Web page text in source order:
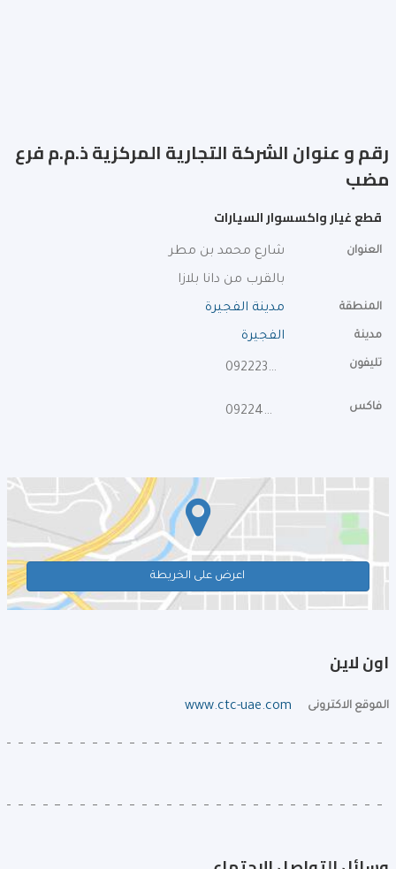
رقم و عنوان الشركة التجارية المركزية ذ.م.م فرع
مضب
قطع غيار واكسسوار السيارات
العنوان
شارع محمد بن مطر
بالقرب من دانا بلازا
المنطقة مدينة الفجيرة
مدينة الفجيرة
تليفون 092223187
فاكس 092242787
اعرض على الخريطة
اون لاين
الموقع الاكترونى www.ctc-uae.com